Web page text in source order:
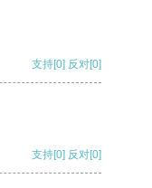
支持[0] 反对[0]
支持[0] 反对[0]